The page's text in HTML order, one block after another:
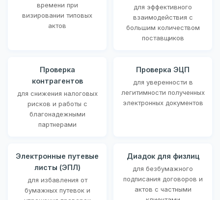
времени при
визировании типовых
актов
для эффективного
взаимодействия с
большим количеством
поставщиков
Проверка
контрагентов
для снижения налоговых
рисков и работы с
благонадежными
партнерами
Проверка ЭЦП
для уверенности в
легитимности полученных
электронных документов
Электронные путевые
листы (ЭПЛ)
для избавления от
бумажных путевок и
Диадок для физлиц
для безбумажного
подписания договоров и
актов с частными